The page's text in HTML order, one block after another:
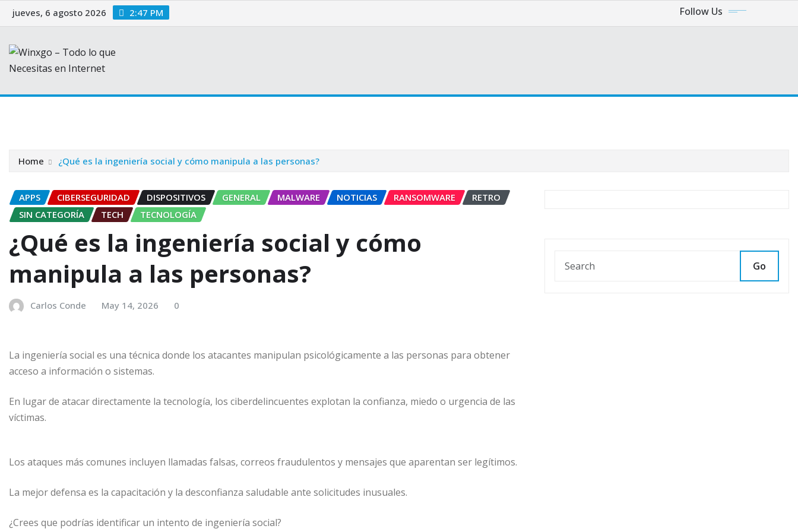
Skip
to
jueves, 6 agosto 2026 2:47 PM Follow Us
Home ¿Qué es la ingeniería social y cómo manipula a las personas?
APPS CIBERSEGURIDAD DISPOSITIVOS GENERAL MALWARE NOTICIAS RANSOMWARE
RETRO
SIN CATEGORÍA
TECH TECNOLOGÍA
¿Qué es la ingeniería social y cómo
manipula a las personas?
Carlos Conde May 14, 2026 0
La ingeniería social es una técnica donde los atacantes manipulan psicológicamente a las personas para obtener
acceso a información o sistemas.
En lugar de atacar directamente la tecnología, los ciberdelincuentes explotan la confianza, miedo o urgencia de las
víctimas.
Los ataques más comunes incluyen llamadas falsas, correos fraudulentos y mensajes que aparentan ser legítimos.
La mejor defensa es la capacitación y la desconfianza saludable ante solicitudes inusuales.
¿Crees que podrías identificar un intento de ingeniería social?
Go